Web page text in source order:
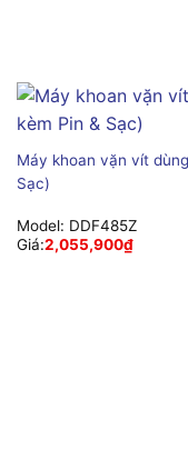
Máy khoan vặn vít
Sạc)
Model: DDF485Z
Giá:2,055,900₫